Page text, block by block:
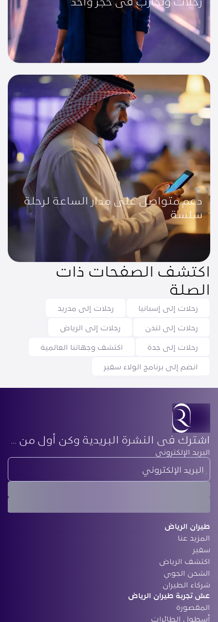
دعم متواصل على مدار الساعة لرحلة
سلسة
اكتشف الصفحات ذات
الصلة
رحلات إلى إسبانيا
رحلات إلى مدريد
رحلات إلى لندن
رحلات إلى الرياض
رحلات إلى جدة
اكتشف وجهاتنا العالمية
انضم إلى برنامج الولاء سفير
اشترك في النشرة البريدية وكن أول من يعرف أحدث أخبارنا
‏البريد الإلكتروني
طيران الرياض
المزيد عنا
سفير
‏اكتشف الرياض
الشحن الجوي
‏شركاء الطيران
‏عش تجربة طيران الرياض
المقصورة
أسطول الطائرات